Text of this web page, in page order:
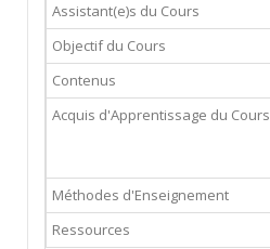
Assistant(e)s du Cours
Objectif du Cours
Contenus
Acquis d'Apprentissage du Cours
Méthodes d'Enseignement
Ressources